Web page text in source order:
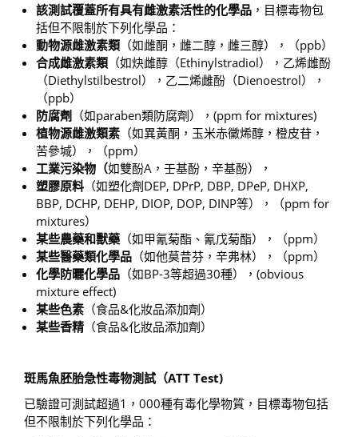
該測試覆蓋所有具有雌激素活性的化學品 ，目標毒物包
括但不限制於下列化學品：
動物源雌激素類 （如雌酮，雌二醇，雌三醇），（ppb）
合成雌激素類 （如炔雌醇（Ethinylstradiol），乙烯雌酚
（Diethylstilbestrol），乙二烯雌酚（Dienoestrol），
（ppb）
防腐劑 （如paraben類防腐劑），(ppm for mixtures)
植物源雌激類素 （如異黃酮，玉米赤黴烯醇，橙皮苷，
苦參堿），（ppm）
工業污染物（如雙酚A，壬基酚，辛基酚），
塑膠原料 （如塑化劑DEP, DPrP, DBP, DPeP, DHXP,
BBP, DCHP, DEHP, DIOP, DOP, DINP等），（ppm for
mixtures）
某些農藥和獸藥 （如甲氰菊酯、氰戊菊酯），（ppm）
某些醫藥類化學品 （如他莫昔芬，辛弗林），（ppm）
化學防曬化學品 （如BP-3等超過30種），(obvious
mixture effect)
某些色素 （食品&化妝品添加劑）
某些香精 （食品&化妝品添加劑）
斑馬魚胚胎急性毒物測試（ATT Test)
已驗證可測試超過1，000種有毒化學物質，目標毒物包括
但不限制於下列化學品：